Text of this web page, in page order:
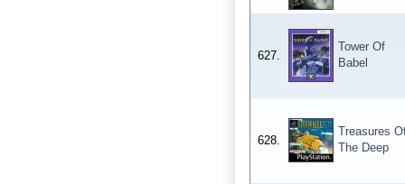
627.
Tower Of
Babel
628.
Treasures
The Deep